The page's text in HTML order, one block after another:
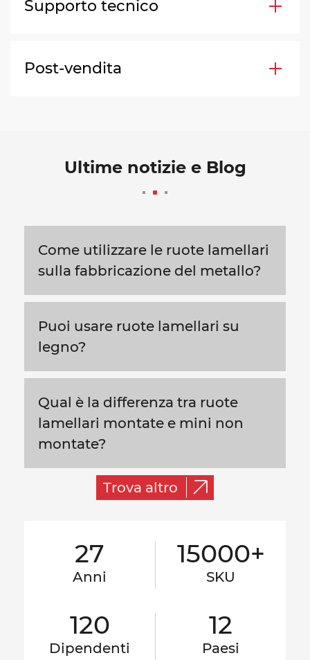
Supporto tecnico
Post-vendita
Ultime notizie e Blog
Come utilizzare le ruote lamellari
sulla fabbricazione del metallo?
Puoi usare ruote lamellari su
legno?
27
Anni
15000+
SKU
120
Dipendenti
12
Paesi
Qual è la differenza tra ruote
lamellari montate e mini non
montate?
Trova altro